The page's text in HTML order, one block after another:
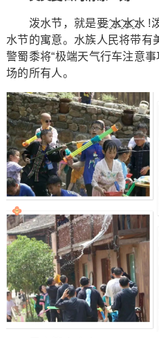
泼水节，就是要 ҈水҈水҈水 !
水节的寓意。水族人民将带有
警蜀黍将“极端天气行车注意
场的所有人。